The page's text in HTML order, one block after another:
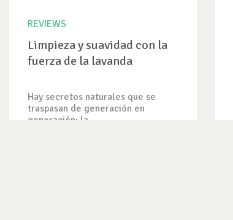
REVIEWS
Limpieza y suavidad con la
fuerza de la lavanda
Hay secretos naturales que se
traspasan de generación en
generación: la...